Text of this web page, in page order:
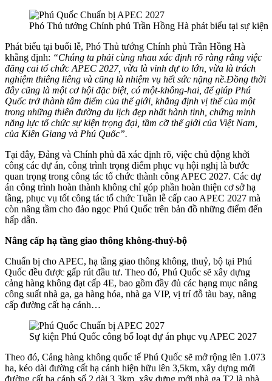
Phó Thủ tướng Chính phủ Trần Hồng Hà phát biểu tại sự kiện
Phát biểu tại buổi lễ, Phó Thủ tướng Chính phủ Trần Hồng Hà
khẳng định: “Chúng ta phải cùng nhau xác định rõ ràng rằng việc
đăng cai tổ chức APEC 2027, vừa là vinh dự to lớn, vừa là trách
nghiệm thiêng liêng và cũng là nhiệm vụ hết sức nặng nề.Đồng thời
đây cũng là một cơ hội đặc biệt, có một-không-hai, để giúp Phú
Quốc trở thành tâm điểm của thế giới, khẳng định vị thế của một
trong những thiên đường du lịch đẹp nhất hành tinh, chứng minh
năng lực tổ chức sự kiện trọng đại, tầm cỡ thế giới của Việt Nam,
của Kiên Giang và Phú Quốc”.
Tại đây, Đảng và Chính phủ đã xác định rõ, việc chủ động khởi
công các dự án, công trình trọng điểm phục vụ hội nghị là bước
quan trọng trong công tác tổ chức thành công APEC 2027. Các dự
án công trình hoàn thành không chỉ góp phần hoàn thiện cơ sở hạ
tầng, phục vụ tốt công tác tổ chức Tuần lễ cấp cao APEC 2027 mà
còn nâng tầm cho đảo ngọc Phú Quốc trên bản đồ những điểm đến
hấp dẫn.
Nâng cấp hạ tầng giao thông không-thuỷ-bộ
Chuẩn bị cho APEC, hạ tầng giao thông không, thuỷ, bộ tại Phú
Quốc đều được gấp rút đầu tư. Theo đó, Phú Quốc sẽ xây dựng
cảng hàng không đạt cấp 4E, bao gồm đầy đủ các hạng mục nâng
công suất nhà ga, ga hàng hóa, nhà ga VIP, vị trí đỗ tàu bay, nâng
cấp đường cất hạ cánh…
Sự kiện Phú Quốc công bố loạt dự án phục vụ APEC 2027
Theo đó, Cảng hàng không quốc tế Phú Quốc sẽ mở rộng lên 1.073
ha, kéo dài đường cất hạ cánh hiện hữu lên 3,5km, xây dựng mới
đường cất hạ cánh số 2 dài 3,3km, xây dựng mới nhà ga T2 là nhà